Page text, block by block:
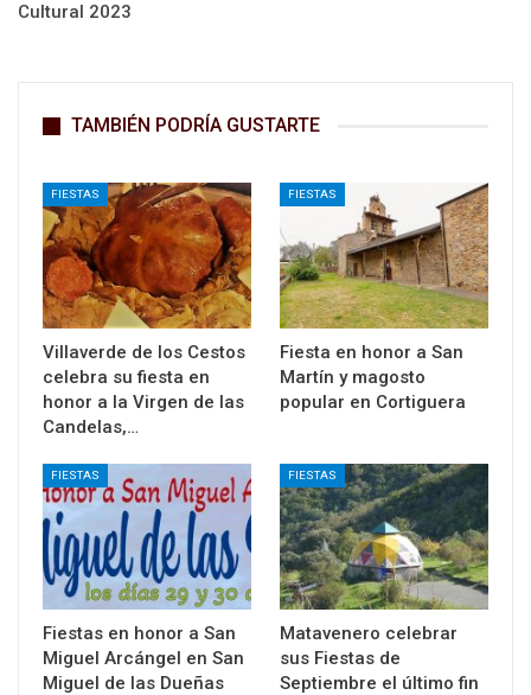
Cultural 2023
TAMBIÉN PODRÍA GUSTARTE
FIESTAS
Villaverde de los Cestos
celebra su fiesta en
honor a la Virgen de las
Candelas,…
FIESTAS
Fiesta en honor a San
Martín y magosto
popular en Cortiguera
FIESTAS
Fiestas en honor a San
Miguel Arcángel en San
Miguel de las Dueñas
FIESTAS
Matavenero celebrar
sus Fiestas de
Septiembre el último fin